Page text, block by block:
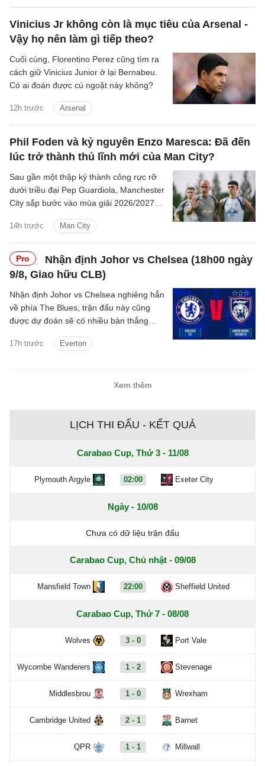
Vinicius Jr không còn là mục tiêu của Arsenal -
Vậy họ nên làm gì tiếp theo?
12h trước Arsenal
Cuối cùng, Florentino Perez cũng tìm ra
cách giữ Vinicius Junior ở lại Bernabeu.
Có ai đoán được cú ngoặt này không?
Phil Foden và kỷ nguyên Enzo Maresca: Đã đến
lúc trở thành thủ lĩnh mới của Man City?
14h trước Man City
Sau gần một thập kỷ thành công rực rỡ
dưới triều đại Pep Guardiola, Manchester
City sắp bước vào mùa giải 2026/2027
trên băng ghế chỉ đạo.
Pro
Nhận định Johor vs Chelsea (18h00 ngày
9/8, Giao hữu CLB)
17h trước Everton
Nhận định Johor vs Chelsea nghiêng hẳn
về phía The Blues, trận đấu này cũng
được dự đoán sẽ có nhiều bàn thắng
Xem thêm
LỊCH THI ĐẤU - KẾT QUẢ
Carabao Cup, Thứ 3 - 11/08
Plymouth Argyle 02:00 Exeter City
Ngày - 10/08
Chưa có dữ liệu trận đấu
Carabao Cup, Chủ nhật - 09/08
Mansfield Town 22:00 Sheffield United
Carabao Cup, Thứ 7 - 08/08
Wolves 3 - 0 Port Vale
Wycombe Wanderers 1 - 2 Stevenage
Middlesbrou 1 - 0 Wrexham
Cambridge United 2 - 1 Barnet
QPR 1 - 1 Millwall